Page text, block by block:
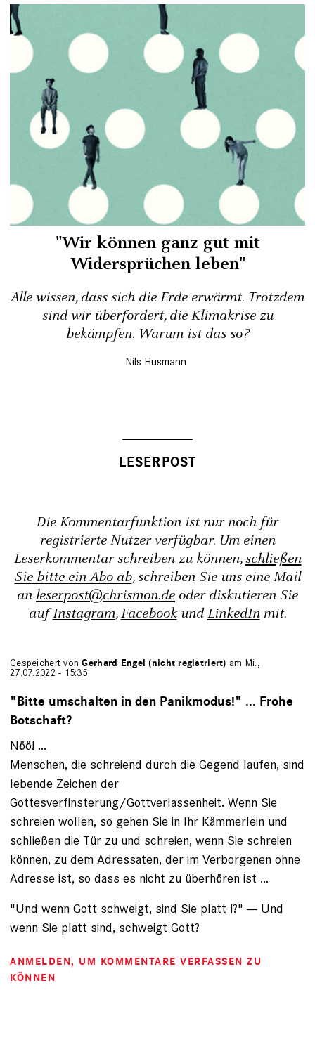
"Wir können ganz gut mit
Widersprüchen leben"
Alle wissen, dass sich die Erde erwärmt. Trotzdem
sind wir überfordert, die Klimakrise zu
bekämpfen. Warum ist das so?
Nils Husmann
Die Kommentarfunktion ist nur noch für
registrierte Nutzer verfügbar. Um einen
Leserkommentar schreiben zu können,schließen
Sie bitte ein Abo ab, schreiben Sie uns eine Mail
an leserpost@chrismon.de oder diskutieren Sie
aufInstagram,FacebookundLinkedInmit.
Gespeichert vonGerhard Engel (nicht registriert) am Mi.,
27.07.2022 - 15:35
"Bitte umschalten in den Panikmodus!" ... Frohe
Botschaft?
Nöö! ...
Menschen, die schreiend durch die Gegend laufen, sind
lebende Zeichen der
Gottesverfinsterung/Gottverlassenheit. Wenn Sie
schreien wollen, so gehen Sie in Ihr Kämmerlein und
schließen die Tür zu und schreien, wenn Sie schreien
können, zu dem Adressaten, der im Verborgenen ohne
Adresse ist, so dass es nicht zu überhören ist ...
"Und wenn Gott schweigt, sind Sie platt !?" --- Und
wenn Sie platt sind, schweigt Gott?
ANMELDEN, UM KOMMENTARE VERFASSEN ZU
KÖNNEN